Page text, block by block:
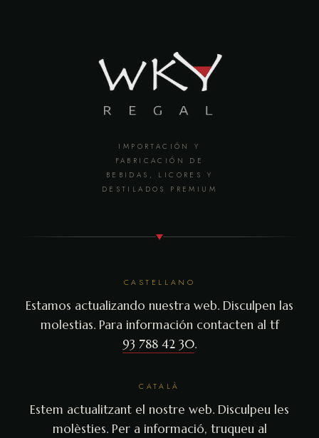
IMPORTACIÓN Y
FABRICACIÓN DE
BEBIDAS, LICORES Y
DESTILADOS PREMIUM
CASTELLANO
Estamos actualizando nuestra web. Disculpen las
molestias. Para información contacten al tf
93 788 42 30.
CATALÀ
Estem actualitzant el nostre web. Disculpeu les
molèsties. Per a informació, truqueu al